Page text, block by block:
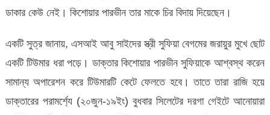
ডাকার কেউ নেই। কিশোয়ার পারভীন তার মাকে চির বিদায় দিয়েছেন।
একটি সুত্র জানায়, এসআই আবু সাইদের স্ত্রী সুফিয়া বেগমের জরায়ুর মুখে ছোট
একটি টিউমার ধরা পড়ে। ডাক্তার কিশোয়ার পারভীন সুফিয়াকে আশ্বস্থ করেন
সামান্য অপারেশন করে টিউমারটি কেটে ফেলতে হবে। তাতে তারা রাজি হয়ে
ডাক্তারের পরামর্শ্যে (২০জুন-১৯ইং) বুধবার সিলেটের দরগা গেইটে আনোয়ারা